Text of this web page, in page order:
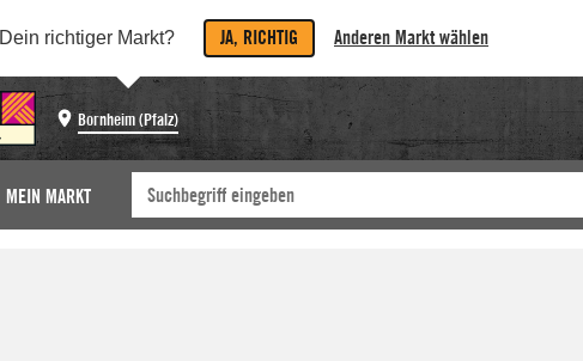
Dein richtiger Markt? JA, RICHTIG Anderen Markt wählen
Bornheim (Pfalz)
MEIN MARKT